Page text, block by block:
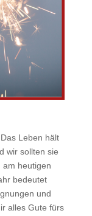
Leben hält
wir sollten sie
am heutigen
bedeutet
und
alles Gute fürs